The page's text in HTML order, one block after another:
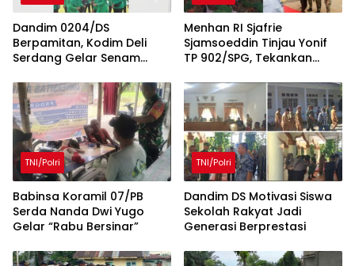
Dandim 0204/DS
Berpamitan, Kodim Deli
Serdang Gelar Senam
Penuh Kebersamaan
Menhan RI Sjafrie
Sjamsoeddin Tinjau Yonif
TP 902/SPG, Tekankan
Pangkalan dan
Pengabdian Prajurit
kepada Rakyat
TNI/Polri
Babinsa Koramil 07/PB
Serda Nanda Dwi Yugo
Gelar “Rabu Bersinar”
TNI/Polri
Dandim DS Motivasi Siswa
Sekolah Rakyat Jadi
Generasi Berprestasi